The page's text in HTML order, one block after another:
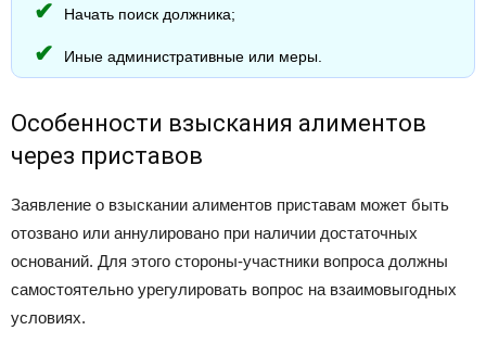
Начать поиск должника;
Иные административные или меры.
Особенности взыскания алиментов
через приставов
Заявление о взыскании алиментов приставам может быть
отозвано или аннулировано при наличии достаточных
оснований. Для этого стороны-участники вопроса должны
самостоятельно урегулировать вопрос на взаимовыгодных
условиях.